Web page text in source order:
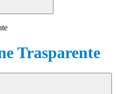
Trasparente